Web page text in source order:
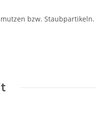
bzw. Staubpartikeln.